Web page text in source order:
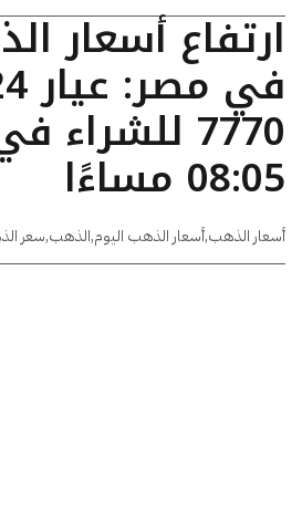
ارتفاع أسعار
7770
08:05 مساءًا
أسعار الذهب,أسعار الذهب اليوم,الذهب,سعر